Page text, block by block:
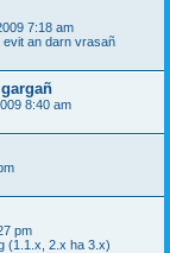
7:18 am
evit an darn vrasañ
8:40 am
pm
(1.1.x, 2.x ha 3.x)